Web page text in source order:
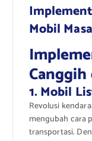
Mobil
1. Mobil
Revolusi
mengubah cara
transportasi.